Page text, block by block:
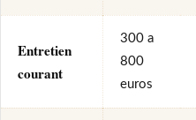
Entretien
courant
300 a
800
euros